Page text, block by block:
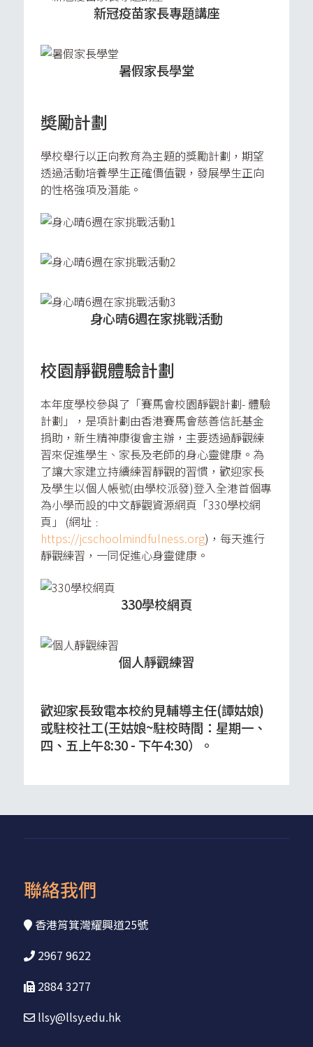
新冠疫苗家長專題講座
暑假家長學堂
奬勵計劃
學校舉行以正向教育為主題的獎勵計劃，期望
透過活動培養學生正確價值觀，發展學生正向
的性格強項及潛能。
身心晴6週在家挑戰活動
校園靜觀體驗計劃
本年度學校參與了「賽馬會校園靜觀計劃- 體驗
計劃」，是項計劃由香港賽馬會慈善信託基金
捐助，新生精神康復會主辦，主要透過靜觀練
習來促進學生、家長及老師的身心靈健康。為
了讓大家建立持續練習靜觀的習慣，歡迎家長
及學生以個人帳號(由學校派發)登入全港首個專
為小學而設的中文靜觀資源網頁「330學校網
頁」 (網址﹕
https://jcschoolmindfulness.org)，每天進行
靜觀練習，一同促進心身靈健康。
330學校網頁
個人靜觀練習
歡迎家長致電本校約見輔導主任(譚姑娘)
或駐校社工(王姑娘~駐校時間：星期一、
四、五上午8:30 - 下午4:30）。
聯絡我們
香港筲箕灣耀興道25號
2967 9622
2884 3277
llsy@llsy.edu.hk